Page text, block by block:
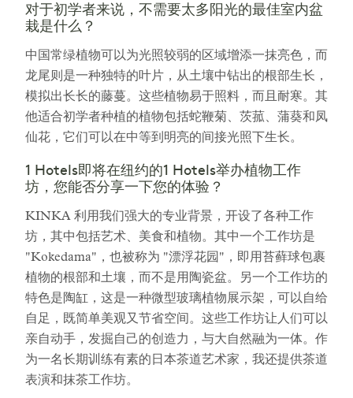
对于初学者来说，不需要太多阳光的最佳室内盆
栽是什么？
中国常绿植物可以为光照较弱的区域增添一抹亮色，而
龙尾则是一种独特的叶片，从土壤中钻出的根部生长，
模拟出长长的藤蔓。这些植物易于照料，而且耐寒。其
他适合初学者种植的植物包括蛇鞭菊、茨菰、蒲葵和凤
仙花，它们可以在中等到明亮的间接光照下生长。
1 Hotels即将在纽约的1 Hotels举办植物工作
坊，您能否分享一下您的体验？
KINKA 利用我们强大的专业背景，开设了各种工作
坊，其中包括艺术、美食和植物。其中一个工作坊是
"Kokedama"，也被称为 "漂浮花园"，即用苔藓球包裹
植物的根部和土壤，而不是用陶瓷盆。另一个工作坊的
特色是陶缸，这是一种微型玻璃植物展示架，可以自给
自足，既简单美观又节省空间。这些工作坊让人们可以
亲自动手，发掘自己的创造力，与大自然融为一体。作
为一名长期训练有素的日本茶道艺术家，我还提供茶道
表演和抹茶工作坊。